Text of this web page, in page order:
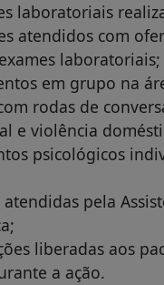
laboratoriais
atendidos com
laboratoriais;
em grupo na
rodas de
e violência
psicológicos
atendidas pela
liberadas aos
a ação.